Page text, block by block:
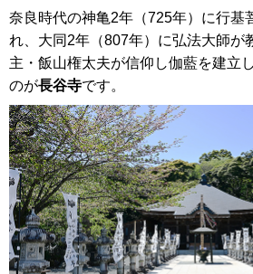
奈良時代の神亀2年（725年）に行基
れ、大同2年（807年）に弘法大師が
主・飯山権太夫が信仰し伽藍を建立
のが長谷寺です。